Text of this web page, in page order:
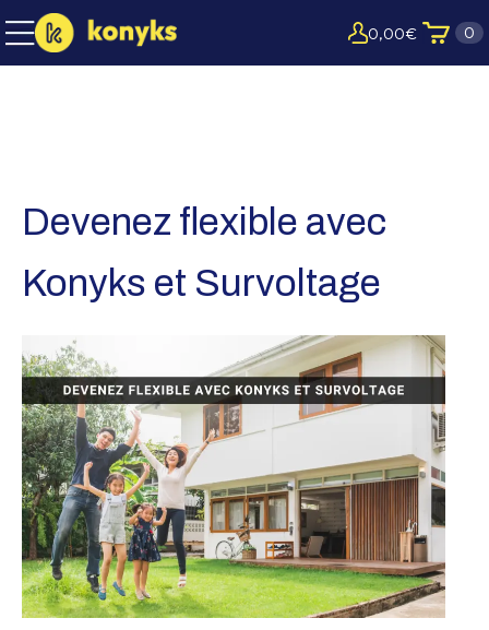
0,00€ 0
Devenez flexible avec
Konyks et Survoltage